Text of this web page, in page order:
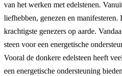
van het werken met edelstenen.
liefhebben, genezen en manifesteren.
krachtigste genezers op aarde.
steen voor een energetische
Vooral de donkere edelsteen heeft
een energetische ondersteuning